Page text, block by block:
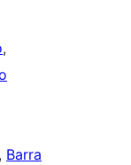
Barra